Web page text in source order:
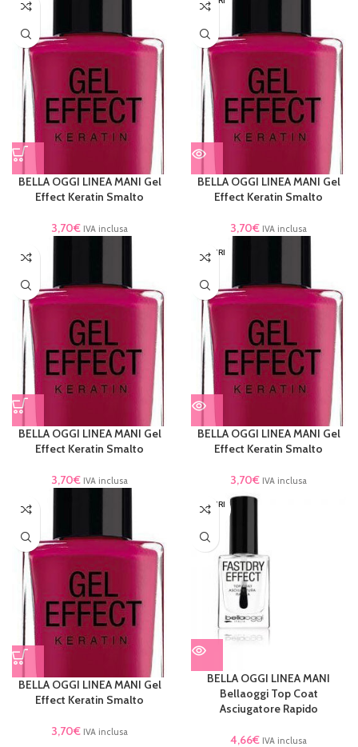
BELLA OGGI LINEA MANI Gel
Effect Keratin Smalto
3,70€ IVA inclusa
TO
BELLA OGGI LINEA MANI Gel
Effect Keratin Smalto
3,70€ IVA inclusa
BELLA OGGI LINEA MANI Gel
Effect Keratin Smalto
3,70€ IVA inclusa
ESAURI
TO
BELLA OGGI LINEA MANI Gel
Effect Keratin Smalto
3,70€ IVA inclusa
BELLA OGGI LINEA MANI Gel
Effect Keratin Smalto
3,70€ IVA inclusa
ESAURI
TO
BELLA OGGI LINEA MANI
Bellaoggi Top Coat
Asciugatore Rapido
4,66€ IVA inclusa